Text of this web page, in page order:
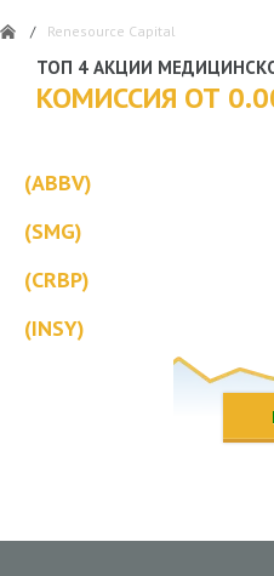
/ Renesource Capital
ТОП 4 АКЦИИ
КОМИССИЯ ОТ
(ABBV)
(SMG)
(CRBP)
(INSY)